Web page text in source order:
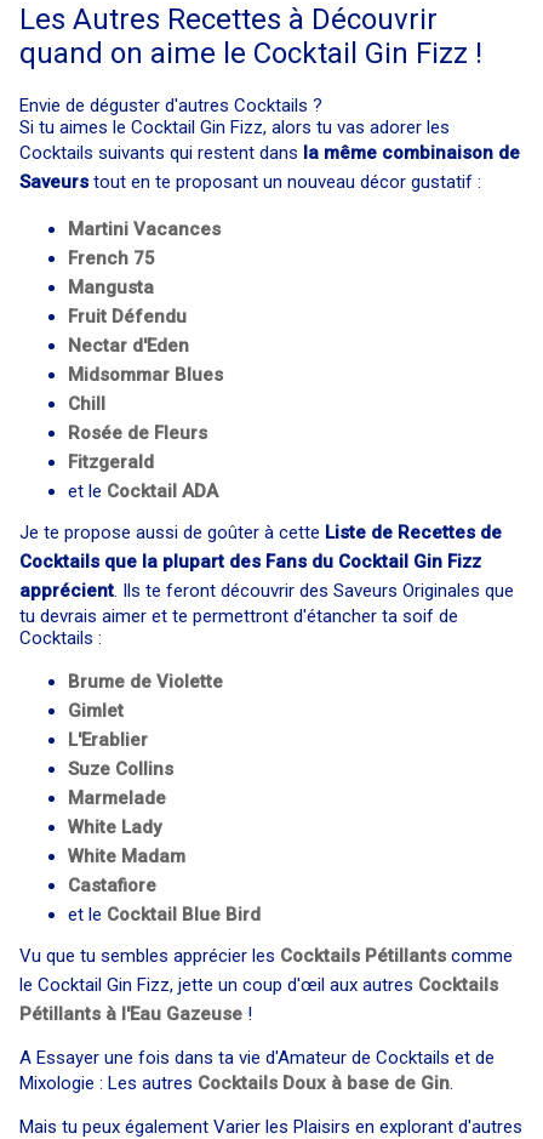
Les Autres Recettes à Découvrir
quand on aime le Cocktail Gin Fizz !
Envie de déguster d'autres Cocktails ?
Si tu aimes le Cocktail Gin Fizz, alors tu vas adorer les
Cocktails suivants qui restent dans la même combinaison de
Saveurs tout en te proposant un nouveau décor gustatif :
Martini Vacances
French 75
Mangusta
Fruit Défendu
Nectar d'Eden
Midsommar Blues
Chill
Rosée de Fleurs
Fitzgerald
et le Cocktail ADA
Je te propose aussi de goûter à cette Liste de Recettes de
Cocktails que la plupart des Fans du Cocktail Gin Fizz
apprécient. Ils te feront découvrir des Saveurs Originales que
tu devrais aimer et te permettront d'étancher ta soif de
Cocktails :
Brume de Violette
Gimlet
L'Erablier
Suze Collins
Marmelade
White Lady
White Madam
Castafiore
et le Cocktail Blue Bird
Vu que tu sembles apprécier les Cocktails Pétillants comme
le Cocktail Gin Fizz, jette un coup d'œil aux autres Cocktails
Pétillants à l'Eau Gazeuse !
A Essayer une fois dans ta vie d'Amateur de Cocktails et de
Mixologie : Les autres Cocktails Doux à base de Gin.
Mais tu peux également Varier les Plaisirs en explorant d'autres